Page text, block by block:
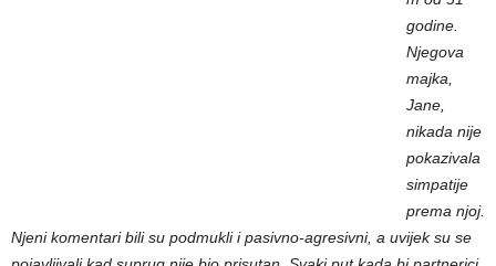
godine.
Njegova
majka,
Jane,
nikada nije
pokazivala
simpatije
prema njoj.
Njeni komentari bili su podmukli i pasivno-agresivni, a uvijek su se